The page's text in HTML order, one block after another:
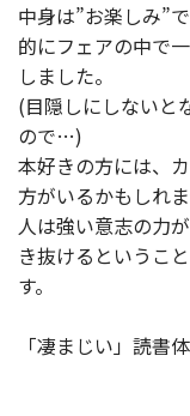
中身は”お楽しみ”
的にフェアの中で
しました。
(目隠しにしないと
ので…)
本好きの方には、
方がいるかもしれま
人は強い意志の力
き抜けるというこ
す。
「凄まじい」読書